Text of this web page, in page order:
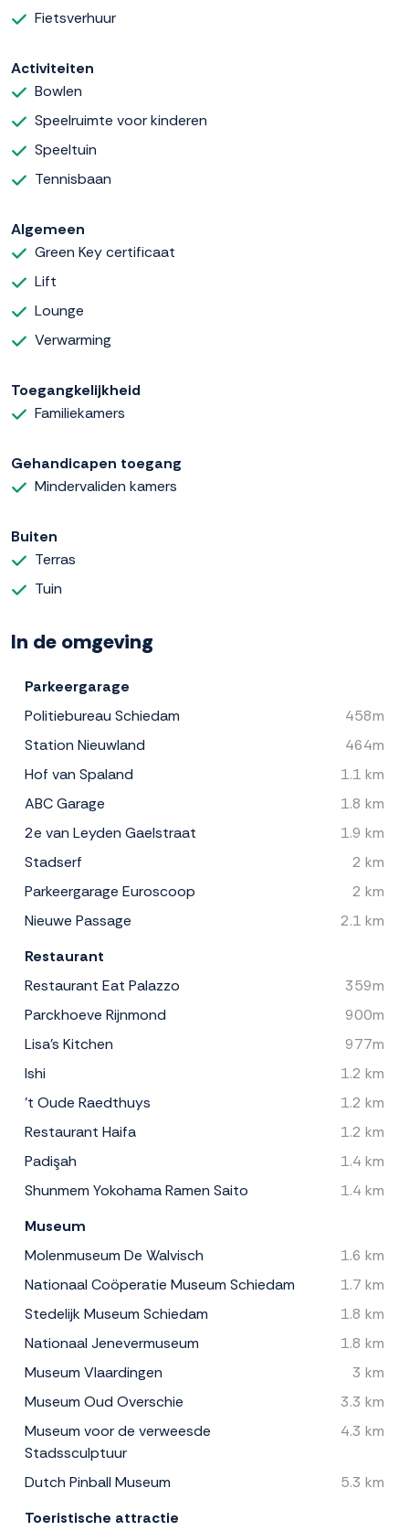
Fietsverhuur
Activiteiten
Bowlen
Speelruimte voor kinderen
Speeltuin
Tennisbaan
Algemeen
Green Key certificaat
Lift
Lounge
Verwarming
Toegangkelijkheid
Familiekamers
Gehandicapen toegang
Mindervaliden kamers
Buiten
Terras
Tuin
In de omgeving
Parkeergarage
Politiebureau Schiedam
458m
Station Nieuwland
464m
Hof van Spaland
1.1 km
ABC Garage
1.8 km
2e van Leyden Gaelstraat
1.9 km
Stadserf
2 km
Parkeergarage Euroscoop
2 km
Nieuwe Passage
2.1 km
Restaurant
Restaurant Eat Palazzo
359m
Parckhoeve Rijnmond
900m
Lisa's Kitchen
977m
Ishi
1.2 km
't Oude Raedthuys
1.2 km
Restaurant Haifa
1.2 km
Padişah
1.4 km
Shunmem Yokohama Ramen Saito
1.4 km
Museum
Molenmuseum De Walvisch
1.6 km
Nationaal Coöperatie Museum Schiedam
1.7 km
Stedelijk Museum Schiedam
1.8 km
Nationaal Jenevermuseum
1.8 km
Museum Vlaardingen
3 km
Museum Oud Overschie
3.3 km
Museum voor de verweesde
Stadssculptuur
4.3 km
Dutch Pinball Museum
5.3 km
Toeristische attractie